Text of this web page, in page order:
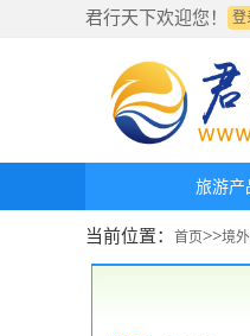
君行天下欢迎您！ 登
旅游产
当前位置： 首页>>境